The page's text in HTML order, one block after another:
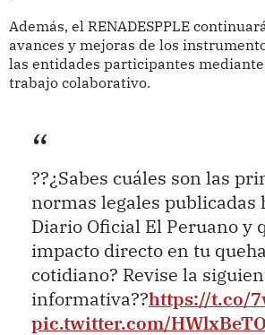
Además, el RENADESPPLE
avances y mejoras de los
las entidades participantes
trabajo colaborativo.
??¿Sabes cuáles son las
normas legales publicadas
Diario Oficial El Peruano y
impacto directo en tu
cotidiano? Revise la
informativa??https://t.co/
pic.twitter.com/